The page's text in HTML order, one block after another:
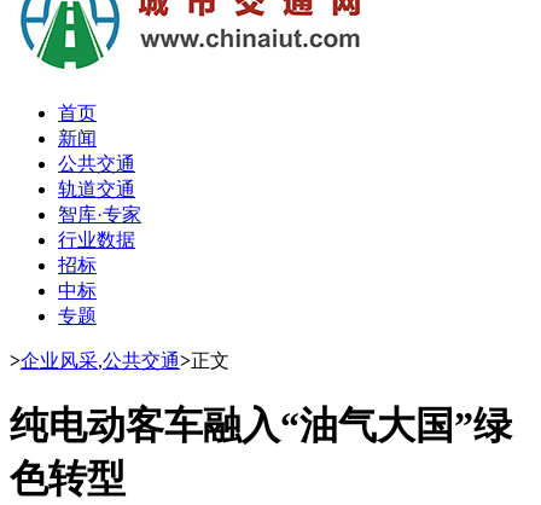
首页
新闻
公共交通
轨道交通
智库·专家
行业数据
招标
中标
专题
>企业风采,公共交通>正文
纯电动客车融入“油气大国”绿
色转型